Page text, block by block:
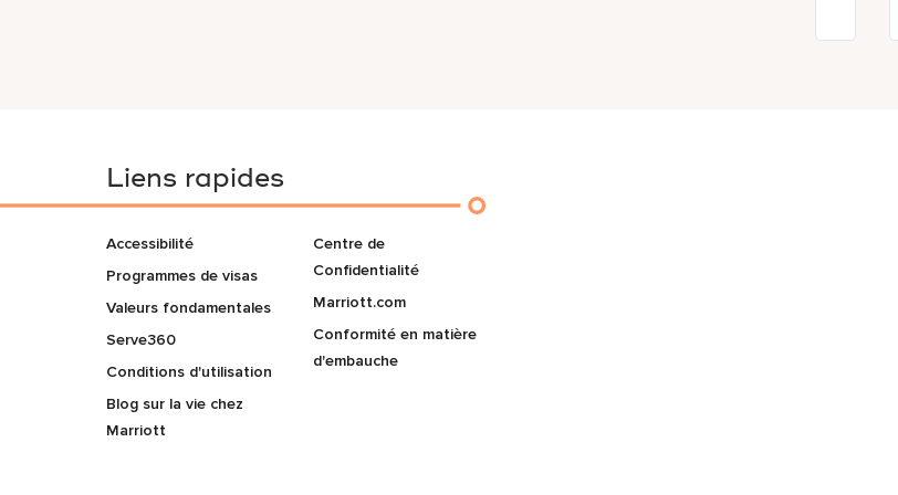
Liens rapides
Accessibilité
Programmes de visas
Valeurs fondamentales
Serve360
Conditions d'utilisation
Blog sur la vie chez
Marriott
Centre de
Confidentialité
Marriott.com
Conformité en matière
d'embauche